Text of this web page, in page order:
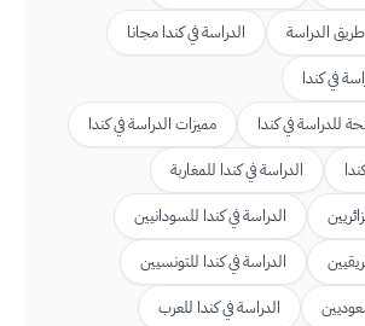
الدراسة
الدراسة في كندا مجانا
في كندا
للدراسة في كندا
مميزات الدراسة في كندا
الدراسة في كندا للمغاربة
الدراسة في كندا للسودانيين
الدراسة في كندا للتونسيين
الدراسة في كندا للعرب